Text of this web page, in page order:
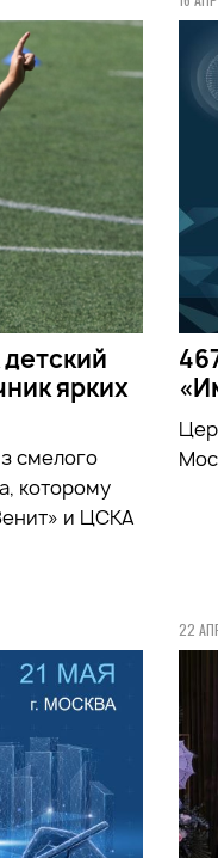
ярких
смелого
которому
и ЦСКА
22